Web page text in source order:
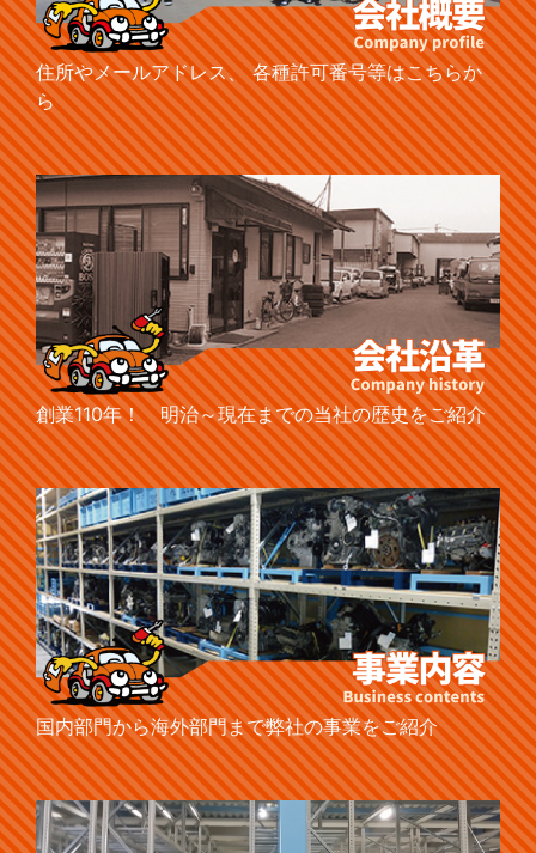
住所やメールアドレス、 各種許可番号等はこちらか
ら
創業110年！ 明治～現在までの当社の歴史をご紹介
国内部門から海外部門まで弊社の事業をご紹介